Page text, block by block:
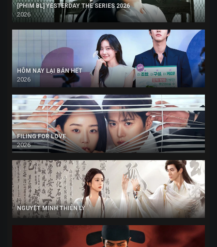
[PHIM BL] YESTERDAY THE SERIES 2026
2026
HÔM NAY LẠI BÁN HẾT
2026
FILING FOR LOVE
2026
NGUYỆT MINH THIÊN LÝ